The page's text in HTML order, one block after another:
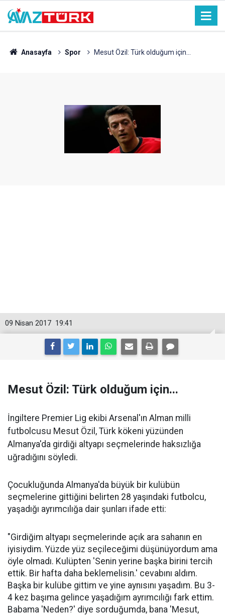
Anasayfa Spor Mesut Özil: Türk olduğum için...
19:41
09 Nisan 2017
Mesut Özil: Türk olduğum için...
İngiltere Premier Lig ekibi Arsenal'ın Alman milli
futbolcusu Mesut Özil, Türk kökeni yüzünden
Almanya'da girdiği altyapı seçmelerinde haksızlığa
uğradığını söyledi.
Çocukluğunda Almanya'da büyük bir kulübün
seçmelerine gittiğini belirten 28 yaşındaki futbolcu,
yaşadığı ayrımcılığa dair şunları ifade etti:
"Girdiğim altyapı seçmelerinde açık ara sahanın en
iyisiydim. Yüzde yüz seçileceğimi düşünüyordum ama
öyle olmadı. Kulüpten 'Senin yerine başka birini tercih
ettik. Bir hafta daha beklemelisin.' cevabını aldım.
Başka bir kulübe gittim ve yine aynısını yaşadım. Bu 3-
4 kez başıma gelince yaşadığım ayrımcılığı fark ettim.
Babama 'Neden?' diye sorduğumda, bana 'Mesut,